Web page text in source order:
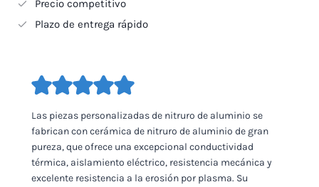
Precio competitivo
Plazo de entrega rápido
Las piezas personalizadas de nitruro de aluminio se
fabrican con cerámica de nitruro de aluminio de gran
pureza, que ofrece una excepcional conductividad
térmica, aislamiento eléctrico, resistencia mecánica y
excelente resistencia a la erosión por plasma. Su